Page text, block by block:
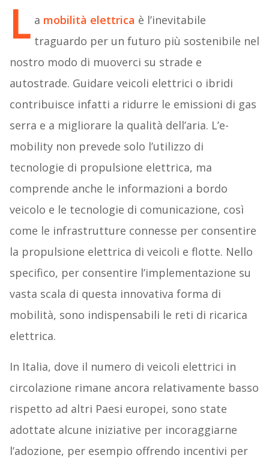
L a mobilità elettrica è l’inevitabile
traguardo per un futuro più sostenibile nel
nostro modo di muoverci su strade e
autostrade. Guidare veicoli elettrici o ibridi
contribuisce infatti a ridurre le emissioni di gas
serra e a migliorare la qualità dell’aria. L’e-
mobility non prevede solo l’utilizzo di
tecnologie di propulsione elettrica, ma
comprende anche le informazioni a bordo
veicolo e le tecnologie di comunicazione, così
come le infrastrutture connesse per consentire
la propulsione elettrica di veicoli e flotte. Nello
specifico, per consentire l’implementazione su
vasta scala di questa innovativa forma di
mobilità, sono indispensabili le reti di ricarica
elettrica.
In Italia, dove il numero di veicoli elettrici in
circolazione rimane ancora relativamente basso
rispetto ad altri Paesi europei, sono state
adottate alcune iniziative per incoraggiarne
l’adozione, per esempio offrendo incentivi per